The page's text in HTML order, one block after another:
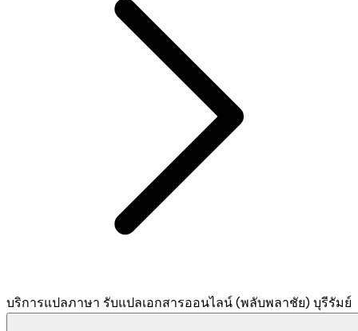
บริการแปลภาษา รับแปลเอกสารออนไลน์ (พลับพลาชัย) บุรีรัมย์